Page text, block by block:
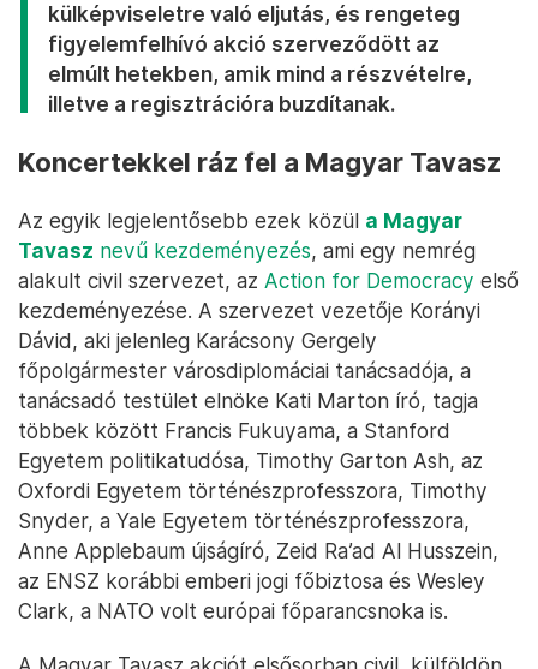
külképviseletre való eljutás, és rengeteg
figyelemfelhívó akció szerveződött az
elmúlt hetekben, amik mind a részvételre,
illetve a regisztrációra buzdítanak.
Koncertekkel ráz fel a Magyar Tavasz
Az egyik legjelentősebb ezek közül a Magyar
Tavasz nevű kezdeményezés, ami egy nemrég
alakult civil szervezet, az Action for Democracy első
kezdeményezése. A szervezet vezetője Korányi
Dávid, aki jelenleg Karácsony Gergely
főpolgármester városdiplomáciai tanácsadója, a
tanácsadó testület elnöke Kati Marton író, tagja
többek között Francis Fukuyama, a Stanford
Egyetem politikatudósa, Timothy Garton Ash, az
Oxfordi Egyetem történészprofesszora, Timothy
Snyder, a Yale Egyetem történészprofesszora,
Anne Applebaum újságíró, Zeid Ra’ad Al Husszein,
az ENSZ korábbi emberi jogi főbiztosa és Wesley
Clark, a NATO volt európai főparancsnoka is.